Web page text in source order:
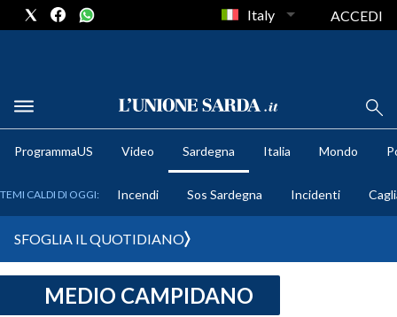
METEO
CRONACA SARDEGNA
Italy ACCEDI
ProgrammaUS Video Sardegna Italia Mondo
TEMI CALDI DI OGGI: Incendi Sos Sardegna Incidenti
SFOGLIA IL QUOTIDIANO
MEDIO CAMPIDANO